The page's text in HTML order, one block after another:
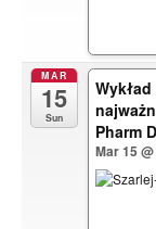
MAR
15
Sun
Pharm
Mar 15